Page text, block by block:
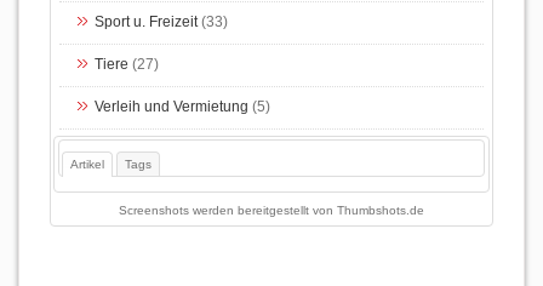
Sport u. Freizeit(33)
Tiere (27)
Verleih und Vermietung (5)
Artikel Tags
Screenshots werden bereitgestellt von Thumbshots.de